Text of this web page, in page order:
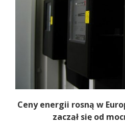
Ceny energii rosną w
zaczął się od